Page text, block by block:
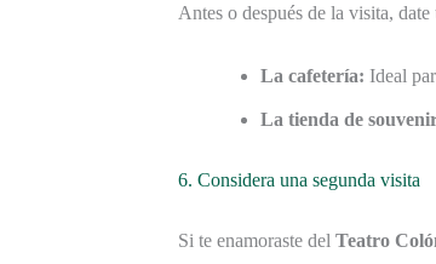
Antes o después de la visita,
La cafetería: Ideal
La tienda de
6. Considera una segunda visita
Si te enamoraste del Teatro